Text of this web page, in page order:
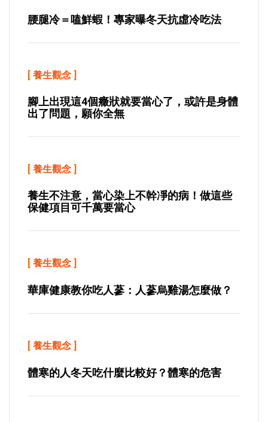
腰腿冷＝嗑鮮蝦！專家曝冬天抗虛冷吃法
[ 養生觀念 ]
腳上出現這4個癥狀就要當心了，或許是身體
出了問題，願你全無
[ 養生觀念 ]
養生不注意，當心染上不幹凈的病！做這些
保健項目可千萬要當心
[ 養生觀念 ]
華庫健康教你吃人蔘：人蔘烏雞湯怎麼做？
[ 養生觀念 ]
體寒的人冬天吃什麼比較好？體寒的危害